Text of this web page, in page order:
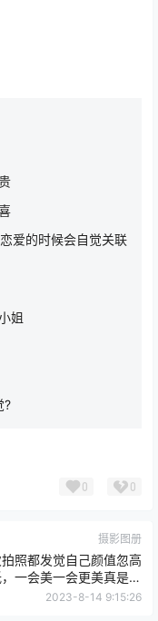
爱的时候会自觉关联
姐
?
0 0
摄影图册
照都发觉自己颜值忽高
一会美一会更美真是好
没意思
2023-8-14 9:15:26